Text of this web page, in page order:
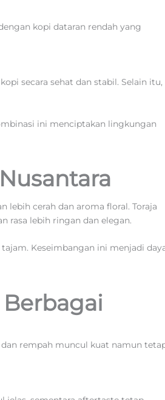
kopi dataran rendah yang
secara sehat dan stabil. Selain itu,
ini menciptakan lingkungan
lebih cerah dan aroma floral. Toraja
rasa lebih ringan dan elegan.
Keseimbangan ini menjadi
dan rempah muncul kuat namun